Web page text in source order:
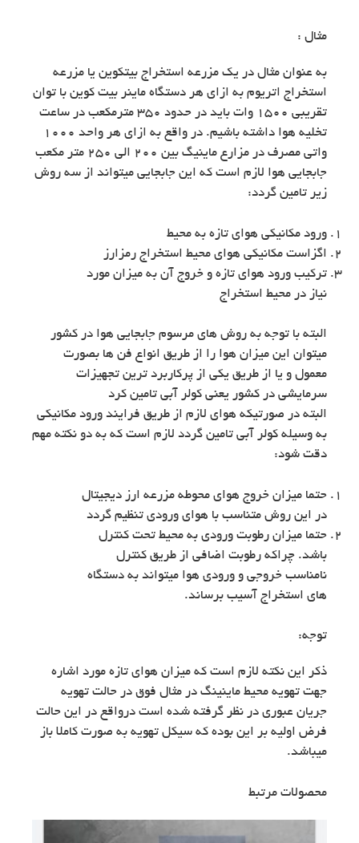
مثال :
به عنوان مثال در یک مزرعه استخراج بیتکوین یا مزرعه
استخراج اتریوم به ازای هر دستگاه ماینر بیت کوین با توان
تقریبی 1500 وات باید در حدود 350 مترمکعب در ساعت
تخلیه هوا داشته باشیم. در واقع به ازای هر واحد 1000
واتی مصرف در مزارع ماینیگ بین 200 الی 250 متر مکعب
جابجایی هوا لازم است که این جابجایی میتواند از سه روش
زیر تامین گردد:
ورود مکانیکی هوای تازه به محیط
اگزاست مکانیکی هوای محیط استخراج رمزارز
ترکیب ورود هوای تازه و خروج آن به میزان مورد
نیاز در محیط استخراج
البته با توجه به روش های مرسوم جابجایی هوا در کشور
میتوان این میزان هوا را از طریق انواع فن ها بصورت
معمول و یا از طریق یکی از پرکاربرد ترین تجهیزات
سرمایشی در کشور یعنی کولر آبی تامین کرد
البته در صورتیکه هوای لازم از طریق فرایند ورود مکانیکی
به وسیله کولر آبی تامین گردد لازم است که به دو نکته مهم
دقت شود:
حتما میزان خروج هوای محوطه مزرعه ارز دیجیتال
در این روش متناسب با هوای ورودی تنظیم گردد
حتما میزان رطوبت ورودی به محیط تحت کنترل
باشد. چراکه رطوبت اضافی از طریق کنترل
نامناسب خروجی و ورودی هوا میتواند به دستگاه
های استخراج آسیب برساند.
توجه:
ذکر این نکته لازم است که میزان هوای تازه مورد اشاره
جهت تهویه محیط ماینینگ در مثال فوق در حالت تهویه
جریان عبوری در نظر گرفته شده است درواقع در این حالت
فرض اولیه بر این بوده که سیکل تهویه به صورت کاملا باز
میباشد.
محصولات مرتبط